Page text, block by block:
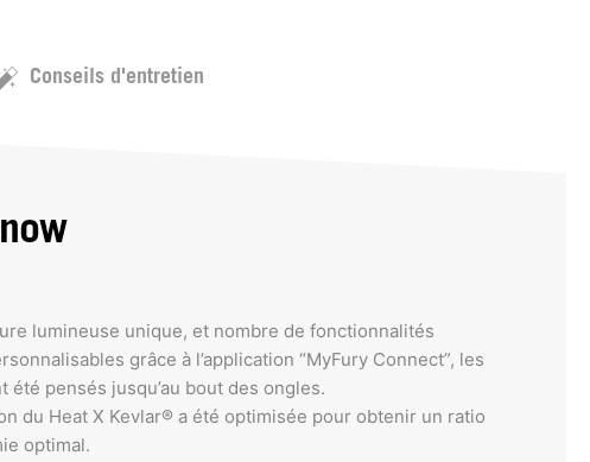
Conseils d'entretien
lumineuse unique, et nombre de fonctionnalités
grâce à l’application “MyFury Connect”, les
été pensés jusqu’au bout des ongles.
du Heat X Kevlar® a été optimisée pour obtenir un ratio
optimal.